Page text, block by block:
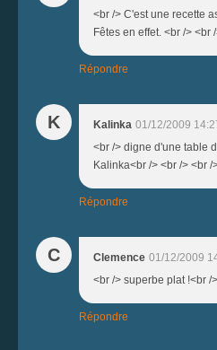
<br /> C'est une recette
Fêtes en effet. <br /> <br
Répondre
K Kalinka 01/12/2009
<br /> digne d'une table
Kalinka<br /> <br /> <br /
Répondre
C Clemence 01/12/2009
<br /> superbe plat !<br /
Répondre